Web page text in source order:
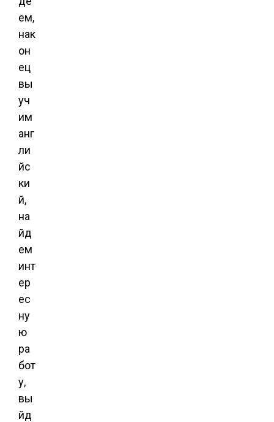
ем,
нак
он
ец
вы
уч
им
анг
ли
йс
ки
й,
на
йд
ем
инт
ер
ес
ну
ю
ра
бот
у,
вы
йд